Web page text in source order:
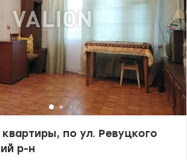
по ул. Ревуцкого
р-н